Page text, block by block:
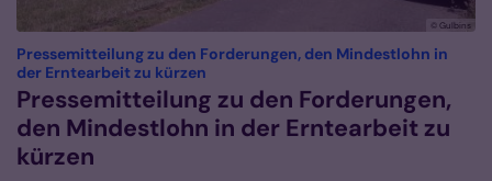
© Gulbins
Pressemitteilung zu den Forderungen, den Mindestlohn in
der Erntearbeit zu kürzen
Pressemitteilung zu den Forderungen,
den Mindestlohn in der Erntearbeit zu
kürzen